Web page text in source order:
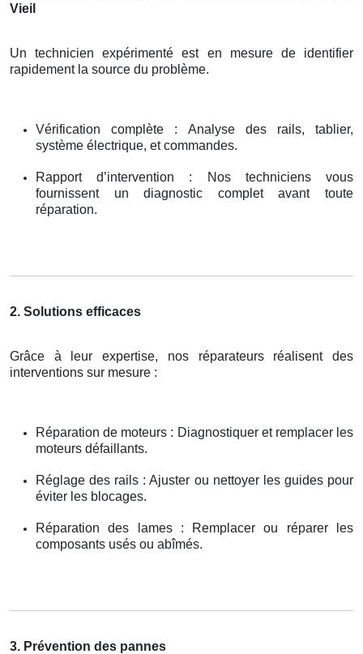
Vieil
Un technicien expérimenté est en mesure de identifier
rapidement la source du problème.
Vérification complète : Analyse des rails, tablier,
système électrique, et commandes.
Rapport d’intervention : Nos techniciens vous
fournissent un diagnostic complet avant toute
réparation.
2. Solutions efficaces
Grâce à leur expertise, nos réparateurs réalisent des
interventions sur mesure :
Réparation de moteurs : Diagnostiquer et remplacer les
moteurs défaillants.
Réglage des rails : Ajuster ou nettoyer les guides pour
éviter les blocages.
Réparation des lames : Remplacer ou réparer les
composants usés ou abîmés.
3. Prévention des pannes